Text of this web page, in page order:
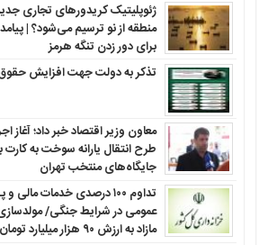
ژئوپلیتیک کریدورهای تجاری
منطقه‌ از نو ترسیم می‌شود؟ |
برای دور زدن تنگه هرمز
تذکر به دولت جهت افزایش حقوق
معاون وزیر اقتصاد خبر داد؛ آغاز
طرح انتقال یارانه سوخت به کارت
جایگاه‌های منتخب تهران
تداوم ۱۰۰ درصدی خدمات
مازاد به ارزش ۹۰ هزار میلیارد تومان